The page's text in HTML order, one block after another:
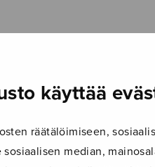
käyttää
räätälöimiseen,
median,